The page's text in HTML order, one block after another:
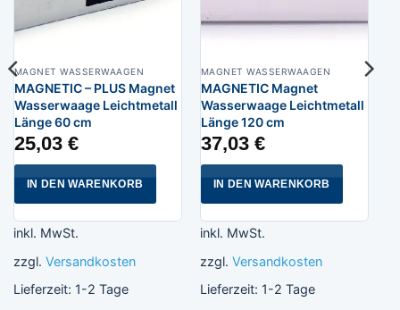
MAGNET WASSERWAAGEN
MAGNETIC – PLUS Magnet
Wasserwaage Leichtmetall
Länge 60 cm
25,03 €
IN DEN WARENKORB
inkl. MwSt.
zzgl. Versandkosten
Lieferzeit: 1-2 Tage
MAGNET WASSERWAAGEN
MAGNETIC Magnet
Wasserwaage Leichtmetall
Länge 120 cm
37,03 €
IN DEN WARENKORB
inkl. MwSt.
zzgl. Versandkosten
Lieferzeit: 1-2 Tage